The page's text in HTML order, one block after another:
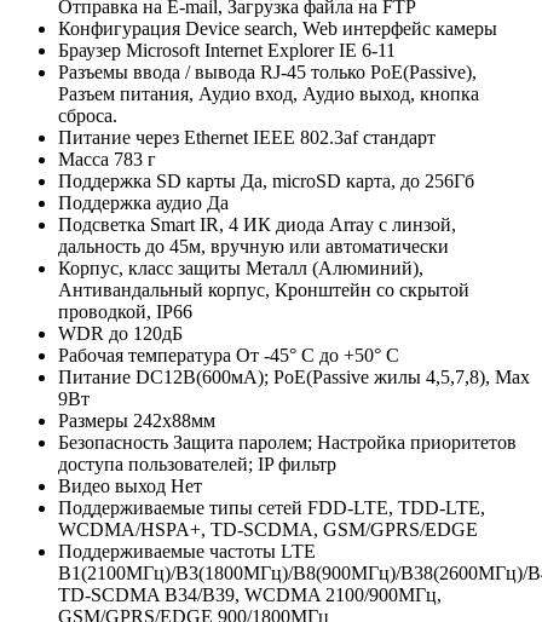
Отправка на E-mail, Загрузка файла на FTP
Конфигурация Device search, Web интерфейс камеры
Браузер Microsoft Internet Explorer IE 6-11
Разъемы ввода / вывода RJ-45 только РоЕ(Passive),
Разъем питания, Аудио вход, Аудио выход, кнопка
сброса.
Питание через Ethernet IEEE 802.3af стандарт
Масса 783 г
Поддержка SD карты Да, microSD карта, до 256Гб
Поддержка аудио Да
Подсветка Smart IR, 4 ИК диода Array с линзой,
дальность до 45м, вручную или автоматически
Корпус, класс защиты Металл (Алюминий),
Антивандальный корпус, Кронштейн со скрытой
проводкой, IР66
WDR до 120дБ
Рабочая температура От -45° С до +50° С
Питание DC12В(600мА); РоЕ(Passive жилы 4,5,7,8), Мах
9Вт
Размеры 242х88мм
Безопасность Защита паролем; Настройка приоритетов
доступа пользователей; IP фильтр
Видео выход Нет
Поддерживаемые типы сетей FDD-LTE, TDD-LTE,
WCDMA/HSPA+, TD-SCDMA, GSM/GPRS/EDGE
Поддерживаемые частоты LTE
B1(2100МГц)/B3(1800МГц)/B8(900МГц)/B38(2600МГц)/
TD-SCDMA B34/B39, WCDMA 2100/900МГц,
GSM/GPRS/EDGE 900/1800МГц